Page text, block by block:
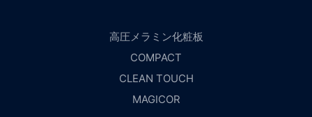
高圧メラミン化粧板
COMPACT
CLEAN TOUCH
MAGICOR